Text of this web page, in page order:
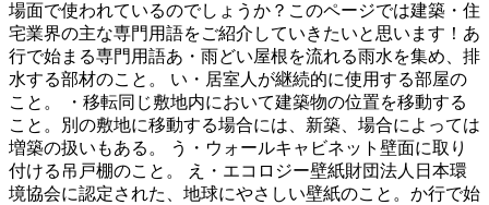
場面で使われているのでしょうか？このページでは建築・住
宅業界の主な専門用語をご紹介していきたいと思います！あ
行で始まる専門用語あ・雨どい屋根を流れる雨水を集め、排
水する部材のこと。 い・居室人が継続的に使用する部屋の
こと。 ・移転同じ敷地内において建築物の位置を移動する
こと。別の敷地に移動する場合には、新築、場合によっては
増築の扱いもある。 う・ウォールキャビネット壁面に取り
付ける吊戸棚のこと。 え・エコロジー壁紙財団法人日本環
境協会に認定された、地球にやさしい壁紙のこと。か行で始